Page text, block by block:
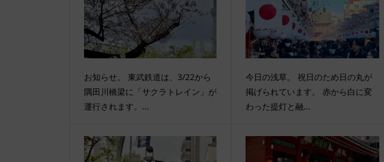
お知らせ。 東武鉄道は、3/22から
隅田川橋梁に「サクラトレイン」が
運行されます。...
今日の浅草。 祝日のため日の丸が
掲げられています。 赤から白に変
わった提灯と融...